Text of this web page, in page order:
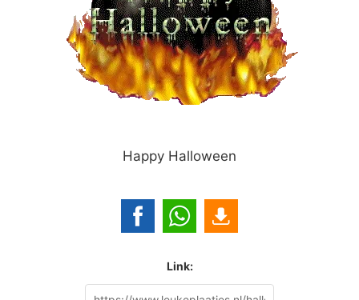
Happy Halloween
Link: